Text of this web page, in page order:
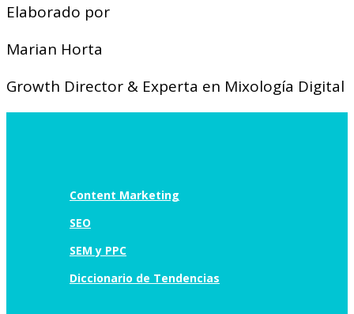
Elaborado por
Marian Horta
Growth Director & Experta en Mixología Digital
Content Marketing
SEO
SEM y PPC
Diccionario de Tendencias